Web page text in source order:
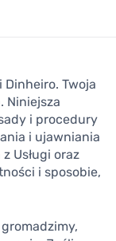
Twoja
Niniejsza
i procedury
i ujawniania
Usługi oraz
i sposobie,